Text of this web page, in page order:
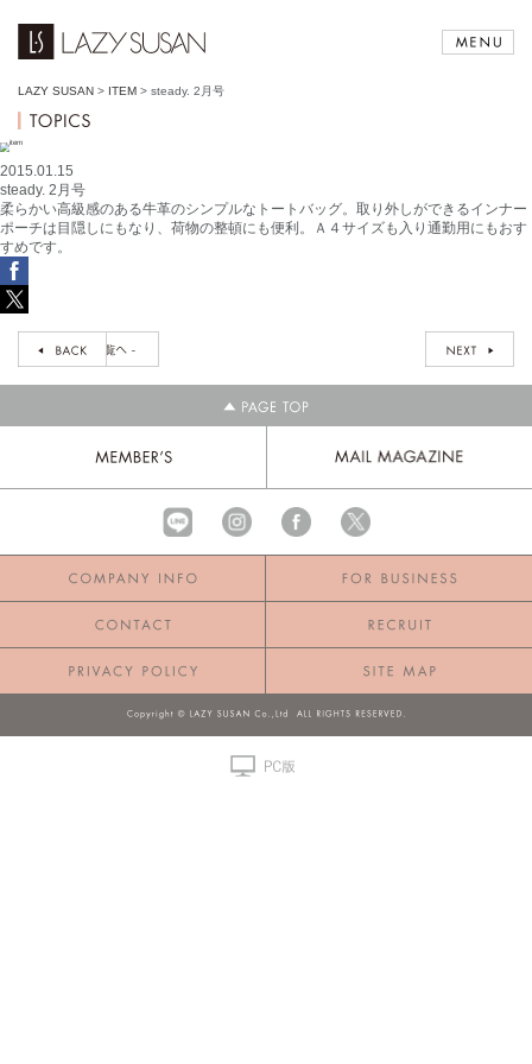
LAZY SUSAN > ITEM > steady. 2月号
2015.01.15
steady. 2月号
柔らかい高級感のある牛革のシンプルなトートバッグ。取り外しができるインナー
ポーチは目隠しにもなり、荷物の整頓にも便利。Ａ４サイズも入り通勤用にもおす
すめです。